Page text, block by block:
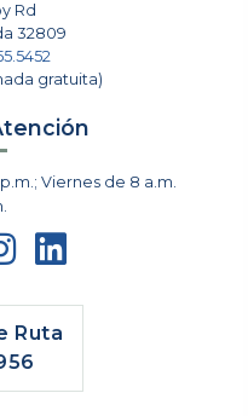
Rd
32809
gratuita)
Viernes de 8 a.m.
Ruta